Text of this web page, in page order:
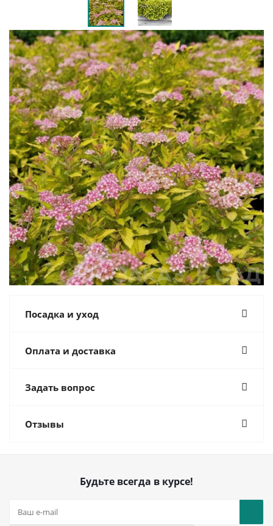
Посадка и уход
Оплата и доставка
Задать вопрос
Отзывы
Будьте всегда в курсе!